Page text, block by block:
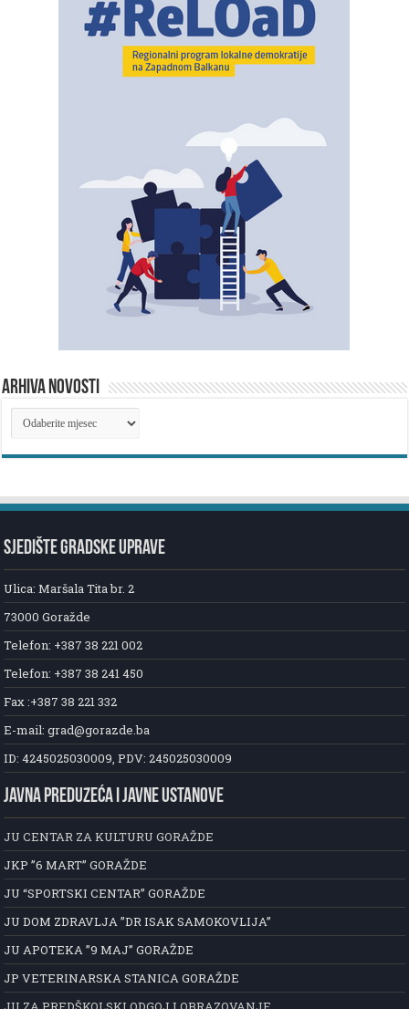
ARHIVA NOVOSTI
ARHIVA
NOVOSTI
SJEDIŠTE GRADSKE UPRAVE
Ulica: Maršala Tita br. 2
73000 Goražde
Telefon: +387 38 221 002
Telefon: +387 38 241 450
Fax :+387 38 221 332
E-mail: grad@gorazde.ba
ID: 4245025030009, PDV: 245025030009
JAVNA PREDUZEĆA I JAVNE USTANOVE
JU CENTAR ZA KULTURU GORAŽDE
JKP ”6 MART” GORAŽDE
JU “SPORTSKI CENTAR” GORAŽDE
JU DOM ZDRAVLJA ”DR ISAK SAMOKOVLIJA”
JU APOTEKA ”9 MAJ” GORAŽDE
JP VETERINARSKA STANICA GORAŽDE